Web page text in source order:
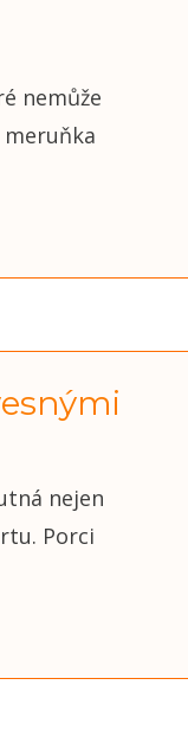
nemůže
nejen
Porci